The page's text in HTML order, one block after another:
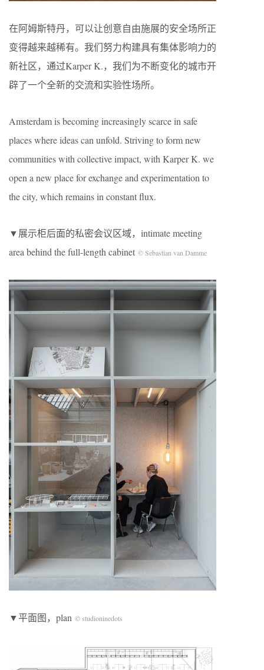
在阿姆斯特丹，可以让创意自由施展的安全场所正
变得越来越稀有。我们努力构建具有集体影响力的
新社区，通过Karper K.，我们为不断变化的城市开
辟了一个全新的交流和实验性场所。
Amsterdam is becoming increasingly scarce in safe
places where ideas can unfold. Striving to form new
communities with collective impact, with Karper K. we
open a new place for exchange and experimentation to
the city, which remains in constant flux.
▼展示柜后面的私密会议区域，intimate meeting
area behind the full-length cabinet © Sebastian van Damme
▼平面图，plan © studioninedots